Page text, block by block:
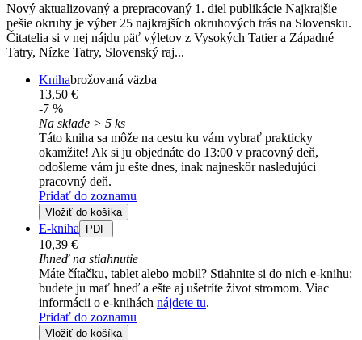
Nový aktualizovaný a prepracovaný 1. diel publikácie Najkrajšie
pešie okruhy je výber 25 najkrajších okruhových trás na Slovensku.
Čitatelia si v nej nájdu päť výletov z Vysokých Tatier a Západné
Tatry, Nízke Tatry, Slovenský raj...
Knihabrožovaná väzba
13,50 €
-7 %
Na sklade > 5 ks
Táto kniha sa môže na cestu ku vám vybrať prakticky
okamžite! Ak si ju objednáte do 13:00 v pracovný deň,
odošleme vám ju ešte dnes, inak najneskôr nasledujúci
pracovný deň.
Pridať do zoznamu
Vložiť do košíka
E-kniha PDF
10,39 €
Ihneď na stiahnutie
Máte čítačku, tablet alebo mobil? Stiahnite si do nich e-knihu:
budete ju mať hneď a ešte aj ušetríte život stromom. Viac
informácii o e-knihách nájdete tu.
Pridať do zoznamu
Vložiť do košíka